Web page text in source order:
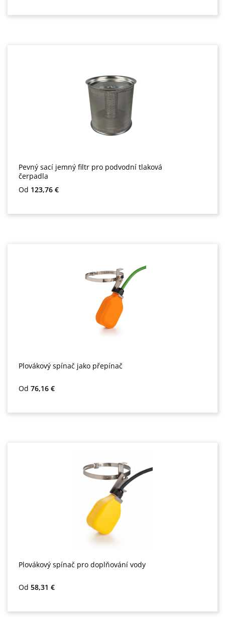
Pevný sací jemný filtr pro podvodní tlaková
čerpadla
Běžná cena:
Od 123,76 €
Plovákový spínač jako přepínač
Běžná cena:
Od 76,16 €
Plovákový spínač pro doplňování vody
Běžná cena:
Od 58,31 €